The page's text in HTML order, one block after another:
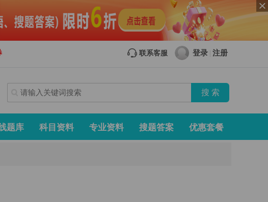
联系客服 登录 注册
题库 科目资料 专业资料 搜题答案 优惠套餐